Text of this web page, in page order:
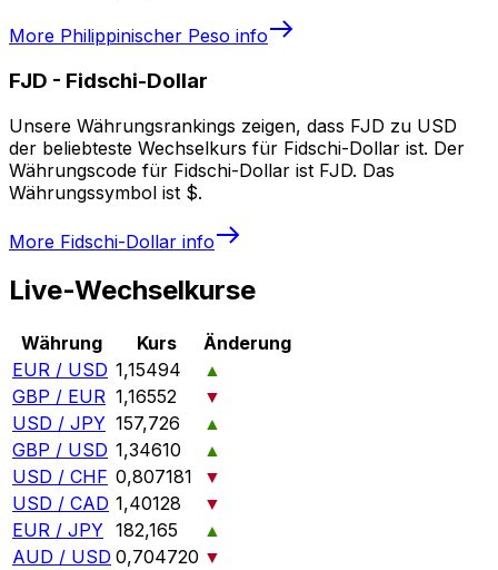
More Philippinischer Peso info
FJD - Fidschi-Dollar
Unsere Währungsrankings zeigen, dass FJD zu USD
der beliebteste Wechselkurs für Fidschi-Dollar ist. Der
Währungscode für Fidschi-Dollar ist FJD. Das
Währungssymbol ist $.
More Fidschi-Dollar info
Live-Wechselkurse
Währung Kurs
Änderung
EUR / USD 1,15494
▲
GBP / EUR 1,16552
▼
USD / JPY 157,726
▲
GBP / USD 1,34610
▲
USD / CHF 0,807181
▼
USD / CAD 1,40128
▼
EUR / JPY 182,165
▲
AUD / USD 0,704720 ▼